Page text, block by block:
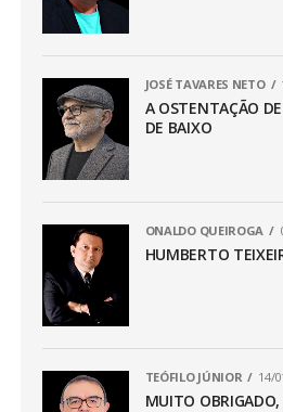
JOSÉ TAVARES NETO
A OSTENTAÇÃO
DE BAIXO
ONALDO QUEIROGA
HUMBERTO
TEÓFILO JÚNIOR 14/
MUITO OBRIGADO,